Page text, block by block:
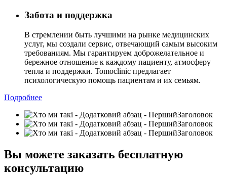
Забота и поддержка
В стремлении быть лучшими на рынке медицинских
услуг, мы создали сервис, отвечающий самым высоким
требованиям. Мы гарантируем доброжелательное и
бережное отношение к каждому пациенту, атмосферу
тепла и поддержки. Tomoclinic предлагает
психологическую помощь пациентам и их семьям.
Подробнее
Вы можете заказать бесплатную
консультацию